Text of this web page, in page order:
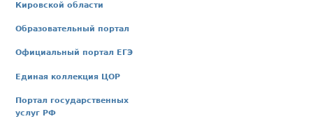
Кировской области
Образовательный портал
Официальный портал ЕГЭ
Единая коллекция ЦОР
Портал государственных
услуг РФ